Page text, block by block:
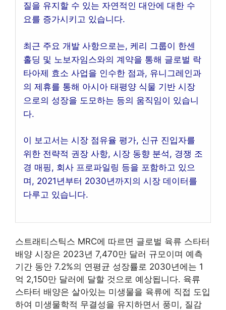
질을 유지할 수 있는 자연적인 대안에 대한 수
요를 증가시키고 있습니다.
최근 주요 개발 사항으로는, 케리 그룹이 한센
홀딩 및 노보자임스와의 계약을 통해 글로벌 락
타아제 효소 사업을 인수한 점과, 유니그레인과
의 제휴를 통해 아시아 태평양 식물 기반 시장
으로의 성장을 도모하는 등의 움직임이 있습니
다.
이 보고서는 시장 점유율 평가, 신규 진입자를
위한 전략적 권장 사항, 시장 동향 분석, 경쟁 조
경 매핑, 회사 프로파일링 등을 포함하고 있으
며, 2021년부터 2030년까지의 시장 데이터를
다루고 있습니다.
스트래티스틱스 MRC에 따르면 글로벌 육류 스타터
배양 시장은 2023년 7,470만 달러 규모이며 예측
기간 동안 7.2%의 연평균 성장률로 2030년에는 1
억 2,150만 달러에 달할 것으로 예상됩니다. 육류
스타터 배양은 살아있는 미생물을 육류에 직접 도입
하여 미생물학적 무결성을 유지하면서 풍미, 질감